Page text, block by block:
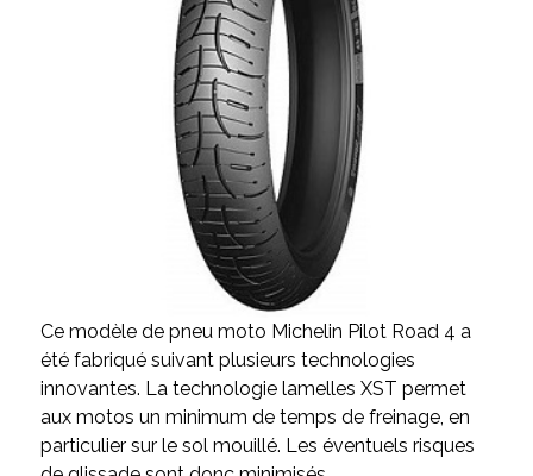
Ce modèle de pneu moto Michelin Pilot Road 4 a
été fabriqué suivant plusieurs technologies
innovantes. La technologie lamelles XST permet
aux motos un minimum de temps de freinage, en
particulier sur le sol mouillé. Les éventuels risques